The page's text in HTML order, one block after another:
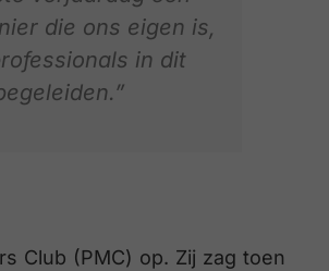
die ons eigen is,
in dit
Club (PMC) op. Zij zag toen